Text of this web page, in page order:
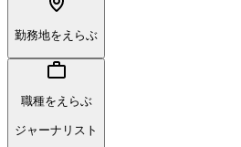
勤務地をえらぶ
職種をえらぶ
ジャーナリスト